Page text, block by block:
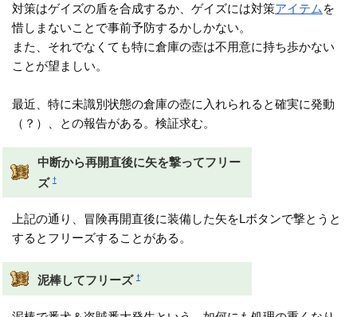
対策はゲイズの盾を合成するか、ゲイズには対策アイテム を
惜しまないことで事前予防するかしかない。
また、それでなくても特に倉庫の壺は不用意に持ち歩かない
ことが望ましい。
最近、特に未識別状態の倉庫の壺に入れられると確実に発動
（？）、との報告がある。検証求む。
中断から再開直後に矢を撃ってフリー
ズ †
上記の通り、冒険再開直後に装備した矢をLボタンで撃とうと
するとフリーズすることがある。
泥棒してフリーズ †